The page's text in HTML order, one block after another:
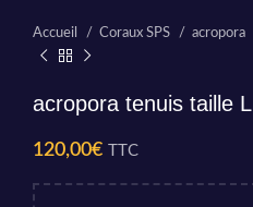
Accueil Coraux SPS acropora
acropora tenuis taille L
120,00€ TTC